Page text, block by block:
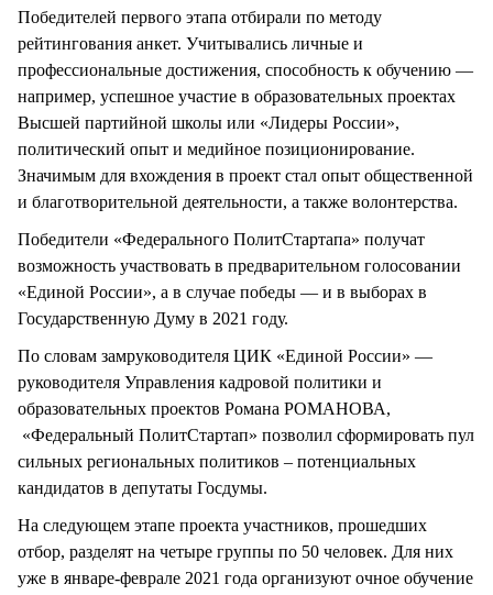
Победителей первого этапа отбирали по методу
рейтингования анкет. Учитывались личные и
профессиональные достижения, способность к обучению —
например, успешное участие в образовательных проектах
Высшей партийной школы или «Лидеры России»,
политический опыт и медийное позиционирование.
Значимым для вхождения в проект стал опыт общественной
и благотворительной деятельности, а также волонтерства.
Победители «Федерального ПолитСтартапа» получат
возможность участвовать в предварительном голосовании
«Единой России», а в случае победы — и в выборах в
Государственную Думу в 2021 году.
По словам замруководителя ЦИК «Единой России» —
руководителя Управления кадровой политики и
образовательных проектов Романа РОМАНОВА,
«Федеральный ПолитСтартап» позволил сформировать пул
сильных региональных политиков – потенциальных
кандидатов в депутаты Госдумы.
На следующем этапе проекта участников, прошедших
отбор, разделят на четыре группы по 50 человек. Для них
уже в январе-феврале 2021 года организуют очное обучение